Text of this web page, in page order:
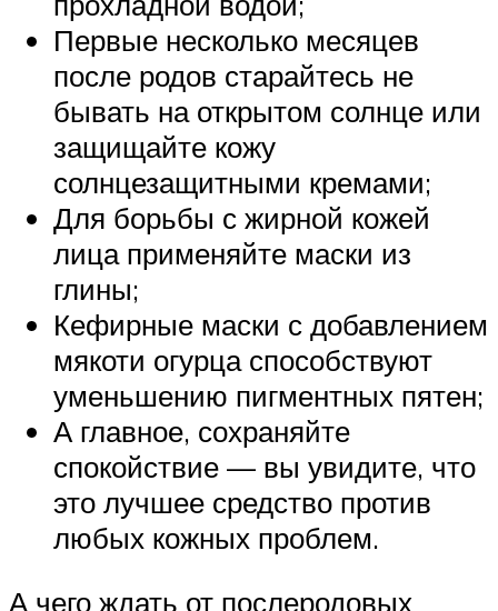
Первые несколько месяцев
после родов старайтесь не
бывать на открытом солнце или
защищайте кожу
солнцезащитными кремами;
Для борьбы с жирной кожей
лица применяйте маски из
глины;
Кефирные маски с добавлением
мякоти огурца способствуют
уменьшению пигментных пятен;
А главное, сохраняйте
спокойствие — вы увидите, что
это лучшее средство против
любых кожных проблем.
А чего ждать от послеродовых